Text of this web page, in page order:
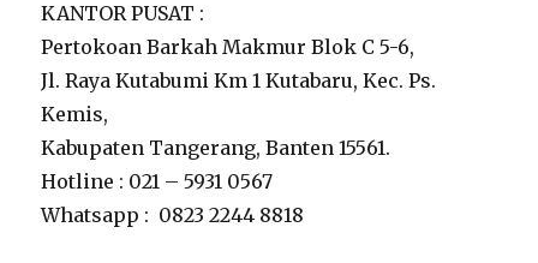
KANTOR PUSAT :
Pertokoan Barkah Makmur Blok C 5-6,
Jl. Raya Kutabumi Km 1 Kutabaru, Kec. Ps.
Kemis,
Kabupaten Tangerang, Banten 15561.
Hotline : 021 – 5931 0567
Whatsapp : 0823 2244 8818